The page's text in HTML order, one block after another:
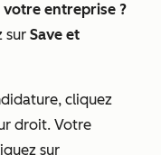
entreprise ?
sur Save et
cliquez
droit. Votre
sur